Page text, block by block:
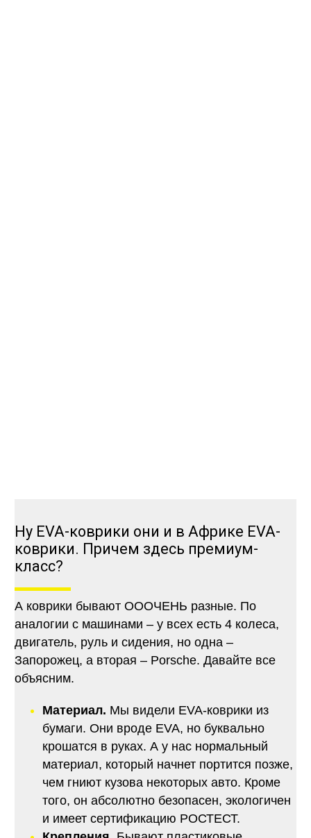
Ну EVA-коврики они и в Африке EVA-
коврики. Причем здесь премиум-
класс?
А коврики бывают ОООЧЕНЬ разные. По
аналогии с машинами – у всех есть 4 колеса,
двигатель, руль и сидения, но одна –
Запорожец, а вторая – Porsche. Давайте все
объясним.
Материал. Мы видели EVA-коврики из
бумаги. Они вроде EVA, но буквально
крошатся в руках. А у нас нормальный
материал, который начнет портится позже,
чем гниют кузова некоторых авто. Кроме
того, он абсолютно безопасен, экологичен
и имеет сертификацию РОСТЕСТ.